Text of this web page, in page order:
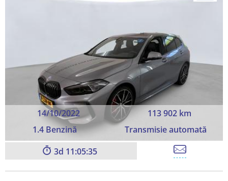
14/10/2022
113 902 km
1.4 Benzină
Transmisie automată
3 11:05:33